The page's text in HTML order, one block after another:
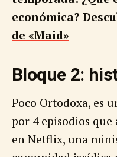
económica?
de «Maid»
Bloque 2:
Poco Ortodoxa, es
por 4 episodios
en Netflix, una